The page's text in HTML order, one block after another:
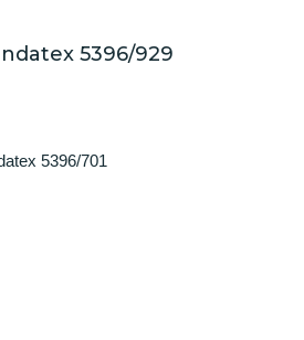
5396/929